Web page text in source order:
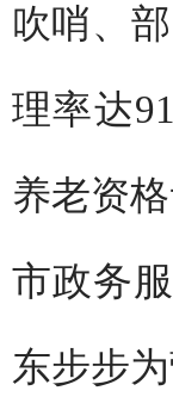
吹哨、
理率达
养老资
市政务
东步步